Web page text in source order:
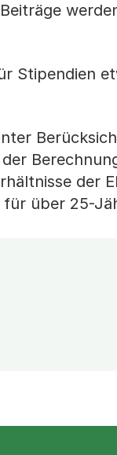
Stipendien
der
für über 25-